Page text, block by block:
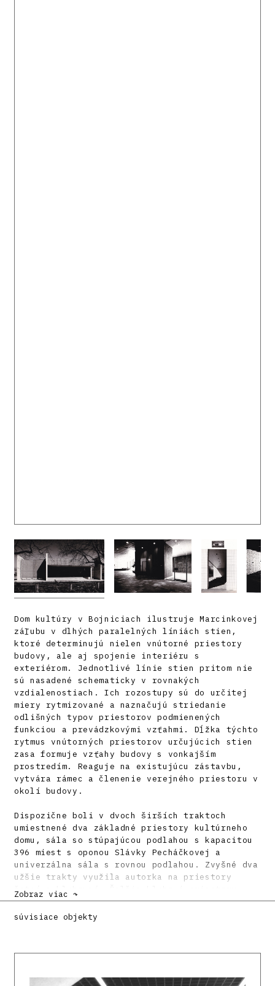
Dom kultúry v Bojniciach ilustruje Marcinkovej
záľubu v dlhých paralelných líniách stien,
ktoré determinujú nielen vnútorné priestory
budovy, ale aj spojenie interiéru s
exteriérom. Jednotlivé línie stien pritom nie
sú nasadené schematicky v rovnakých
vzdialenostiach. Ich rozostupy sú do určitej
miery rytmizované a naznačujú striedanie
odlišných typov priestorov podmienených
funkciou a prevádzkovými vzťahmi. Dĺžka týchto
rytmus vnútorných priestorov určujúcich stien
zasa formuje vzťahy budovy s vonkajším
prostredím. Reaguje na existujúcu zástavbu,
vytvára rámec a členenie verejného priestoru v
okolí budovy.
Dispozične boli v dvoch širších traktoch
umiestnené dva základné priestory kultúrneho
domu, sála so stúpajúcou podlahou s kapacitou
396 miest s oponou Slávky Pecháčkovej a
univerzálna sála s rovnou podlahou. Zvyšné dva
užšie trakty využila autorka na priestory
šatní a klubovní. Ďalšie klubové priestory
pritom zoradili do dvoch krídel
prechádzajúcich do dvorovej časti tak, ako to
prvý raz Milica Marcinková štruktúrovaný
a tehlovej farby, ktoré pre východoslovenského
Zobraz viac ↷
súvisiace objekty